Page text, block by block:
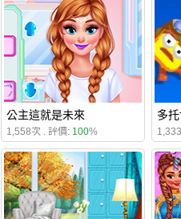
公主這就是未來
1,558次 . 評價: 100%
多